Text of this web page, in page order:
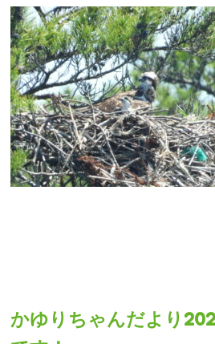
かゆりちゃんだより